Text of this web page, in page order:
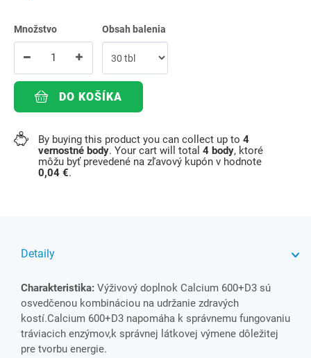
Množstvo Obsah balenia
DO KOŠÍKA
By buying this product you can collect up to 4
vernostné body. Your cart will total 4 body, ktoré
môžu byť prevedené na zľavový kupón v hodnote
0,04 €.
Detaily
Charakteristika: Výživový doplnok Calcium 600+D3 sú
osvedčenou kombináciou na udržanie zdravých
kostí.Calcium 600+D3 napomáha k správnemu fungovaniu
tráviacich enzýmov,k správnej látkovej výmene dôležitej
pre tvorbu energie.